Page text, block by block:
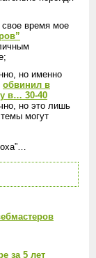
свое время мое
но именно
обвинил в
в… 30-40
но это лишь
могут
за 5 лет